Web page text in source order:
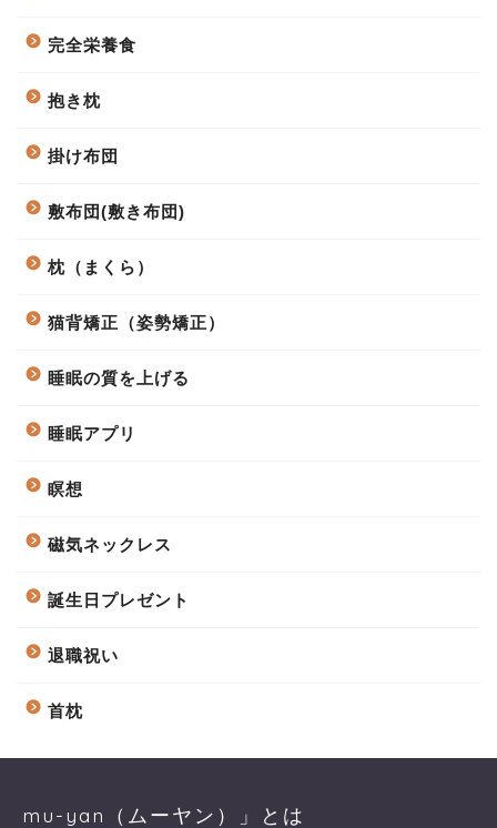
完全栄養食
抱き枕
掛け布団
敷布団(敷き布団)
枕（まくら）
猫背矯正（姿勢矯正）
睡眠の質を上げる
睡眠アプリ
瞑想
磁気ネックレス
誕生日プレゼント
退職祝い
首枕
mu-yan（ムーヤン）」とは